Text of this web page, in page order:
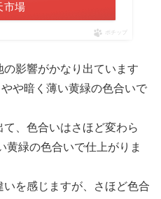
市場
ポチップ
の影響がかなり出ています
や暗く薄い黄緑の色合いで
、色合いはさほど変わら
黄緑の色合いで仕上がりま
を感じますが、さほど色合